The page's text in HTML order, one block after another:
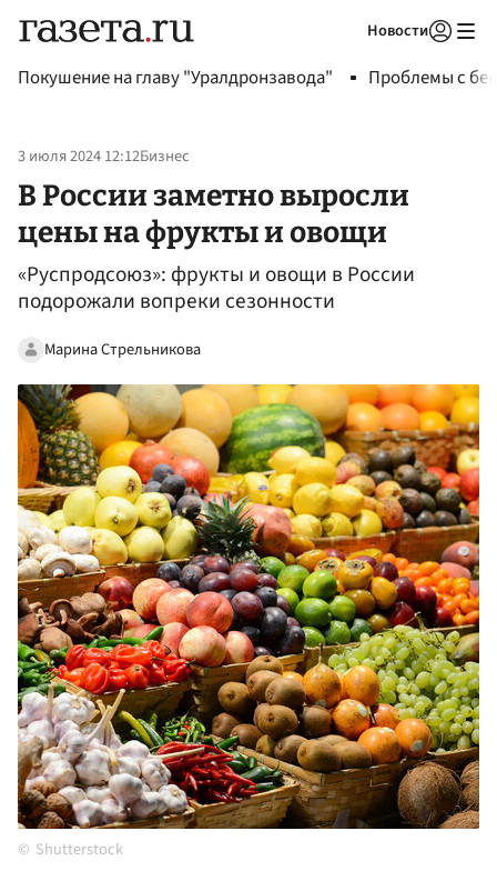
Новости
Покушение на главу "Уралдронзавода" Проблемы с
3 июля 2024 12:12Бизнес
В России заметно выросли
цены на фрукты и овощи
«Руспродсоюз»: фрукты и овощи в России
подорожали вопреки сезонности
Марина Стрельникова
Shutterstock